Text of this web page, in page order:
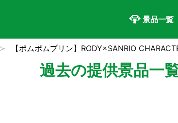
景品一覧
【ポムポムプリン】RODY×SANRIO
過去の提供景品一